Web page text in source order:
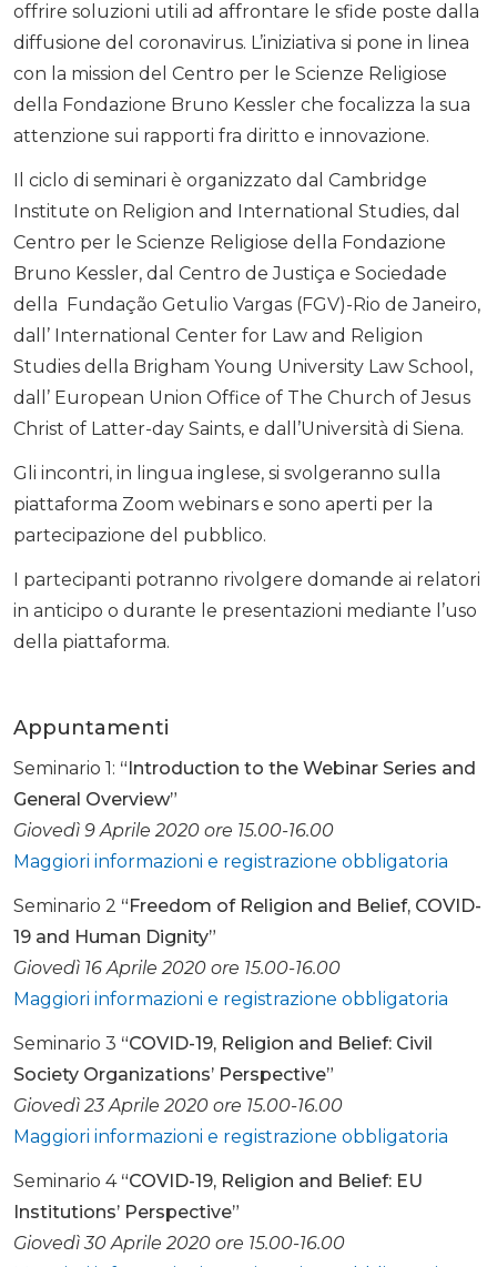
offrire soluzioni utili ad affrontare le sfide poste dalla
diffusione del coronavirus. L’iniziativa si pone in linea
con la mission del Centro per le Scienze Religiose
della Fondazione Bruno Kessler che focalizza la sua
attenzione sui rapporti fra diritto e innovazione.
Il ciclo di seminari è organizzato dal Cambridge
Institute on Religion and International Studies, dal
Centro per le Scienze Religiose della Fondazione
Bruno Kessler, dal Centro de Justiça e Sociedade
della Fundação Getulio Vargas (FGV)-Rio de Janeiro,
dall’ International Center for Law and Religion
Studies della Brigham Young University Law School,
dall’ European Union Office of The Church of Jesus
Christ of Latter-day Saints, e dall’Università di Siena.
Gli incontri, in lingua inglese, si svolgeranno sulla
piattaforma Zoom webinars e sono aperti per la
partecipazione del pubblico.
I partecipanti potranno rivolgere domande ai relatori
in anticipo o durante le presentazioni mediante l’uso
della piattaforma.
Appuntamenti
Seminario 1: “Introduction to the Webinar Series and
General Overview”
Giovedì 9 Aprile 2020 ore 15.00-16.00
Maggiori informazioni e registrazione obbligatoria
Seminario 2 “Freedom of Religion and Belief, COVID-
19 and Human Dignity”
Giovedì 16 Aprile 2020 ore 15.00-16.00
Maggiori informazioni e registrazione obbligatoria
Seminario 3 “COVID-19, Religion and Belief: Civil
Society Organizations’ Perspective”
Giovedì 23 Aprile 2020 ore 15.00-16.00
Maggiori informazioni e registrazione obbligatoria
Seminario 4 “COVID-19, Religion and Belief: EU
Institutions’ Perspective”
Giovedì 30 Aprile 2020 ore 15.00-16.00